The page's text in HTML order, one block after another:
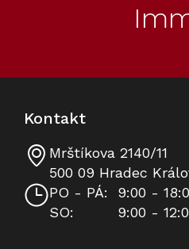
MIELE KWT
šedá - sklo
Na dotaz
z
Skladem
Kontakt
Mrštíkova 2140/11
500 09 Hradec
PO - PÁ:
9:00 -
SO:
9:00 -